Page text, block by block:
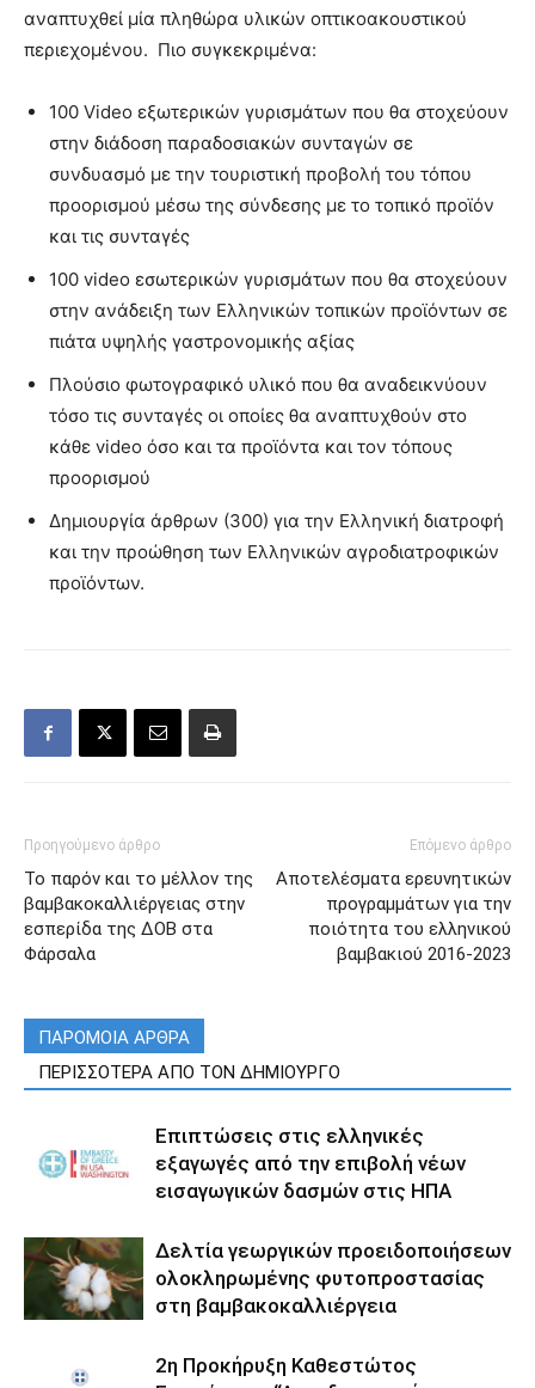
αναπτυχθεί μία πληθώρα υλικών οπτικοακουστικού
περιεχομένου. Πιο συγκεκριμένα:
100 Video εξωτερικών γυρισμάτων που θα στοχεύουν
στην διάδοση παραδοσιακών συνταγών σε
συνδυασμό με την τουριστική προβολή του τόπου
προορισμού μέσω της σύνδεσης με το τοπικό προϊόν
και τις συνταγές
100 video εσωτερικών γυρισμάτων που θα στοχεύουν
στην ανάδειξη των Ελληνικών τοπικών προϊόντων σε
πιάτα υψηλής γαστρονομικής αξίας
Πλούσιο φωτογραφικό υλικό που θα αναδεικνύουν
τόσο τις συνταγές οι οποίες θα αναπτυχθούν στο
κάθε video όσο και τα προϊόντα και τον τόπους
προορισμού
Δημιουργία άρθρων (300) για την Ελληνική διατροφή
και την προώθηση των Ελληνικών αγροδιατροφικών
προϊόντων.
Προηγούμενο άρθρο
Το παρόν και το μέλλον της
βαμβακοκαλλιέργειας στην
εσπερίδα της ΔΟΒ στα
Φάρσαλα
Επόμενο άρθρο
Αποτελέσματα ερευνητικών
προγραμμάτων για την
ποιότητα του ελληνικού
βαμβακιού 2016-2023
ΠΑΡΟΜΟΙΑ ΑΡΘΡΑ
ΠΕΡΙΣΣΟΤΕΡΑ ΑΠΟ ΤΟΝ ΔΗΜΙΟΥΡΓΟ
Επιπτώσεις στις ελληνικές
εξαγωγές από την επιβολή νέων
εισαγωγικών δασμών στις ΗΠΑ
Δελτία γεωργικών προειδοποιήσεων
ολοκληρωμένης φυτοπροστασίας
στη βαμβακοκαλλιέργεια
2η Προκήρυξη Καθεστώτος